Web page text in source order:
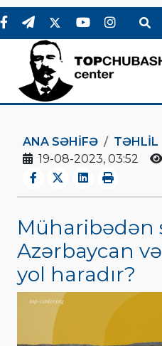
ANA SƏHIFƏ
TƏHLİL
19-08-2023, 03:52
Müharibədən
Azərbaycan
yol haradır?